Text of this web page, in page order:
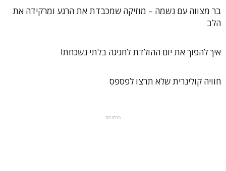
בר מצווה עם נשמה – מוזיקה שמכבדת את הרגע ומרקידה את
הלב
איך להפוך את יום ההולדת לחגיגה בלתי נשכחת!
חוויה קולינרית שלא תרצו לפספס
- פרסומת -